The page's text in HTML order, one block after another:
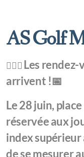
AS Golf
🏌️‍♀️⛳ Les
arrivent !📅
Le 28 juin,
réservée aux
index supérieur
de se mesurer